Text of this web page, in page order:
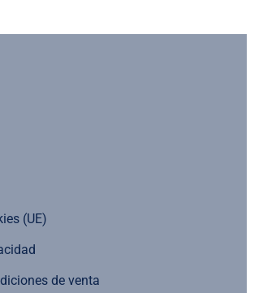
(UE)
de venta